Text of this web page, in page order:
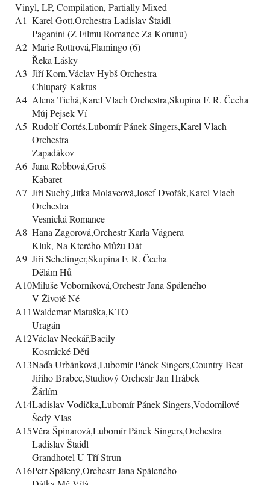
Vinyl, LP, Compilation, Partially Mixed
A1 Karel Gott,Orchestra Ladislav Štaidl
Paganini (Z Filmu Romance Za Korunu)
A2 Marie Rottrová,Flamingo (6)
Řeka Lásky
A3 Jiří Korn,Václav Hybš Orchestra
Chlupatý Kaktus
A4 Alena Tichá,Karel Vlach Orchestra,Skupina F. R. Čecha
Můj Pejsek Ví
A5 Rudolf Cortés,Lubomír Pánek Singers,Karel Vlach
Orchestra
Zapadákov
A6 Jana Robbová,Groš
Kabaret
A7 Jiří Suchý,Jitka Molavcová,Josef Dvořák,Karel Vlach
Orchestra
Vesnická Romance
A8 Hana Zagorová,Orchestr Karla Vágnera
Kluk, Na Kterého Můžu Dát
A9 Jiří Schelinger,Skupina F. R. Čecha
Dělám Hů
A10Miluše Voborníková,Orchestr Jana Spáleného
V Životě Né
A11Waldemar Matuška,KTO
Uragán
A12Václav Neckář,Bacily
Kosmické Děti
A13Naďa Urbánková,Lubomír Pánek Singers,Country Beat
Jiřího Brabce,Studiový Orchestr Jan Hrábek
Žárlím
A14Ladislav Vodička,Lubomír Pánek Singers,Vodomilové
Šedý Vlas
A15Věra Špinarová,Lubomír Pánek Singers,Orchestra
Ladislav Štaidl
Grandhotel U Tří Strun
A16Petr Spálený,Orchestr Jana Spáleného